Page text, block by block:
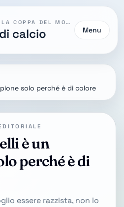
LA STORIA DELLA COPPA DEL MONDO
calcio Menu
solo perché è di colore
è un
perché è di
essere razzista, non lo